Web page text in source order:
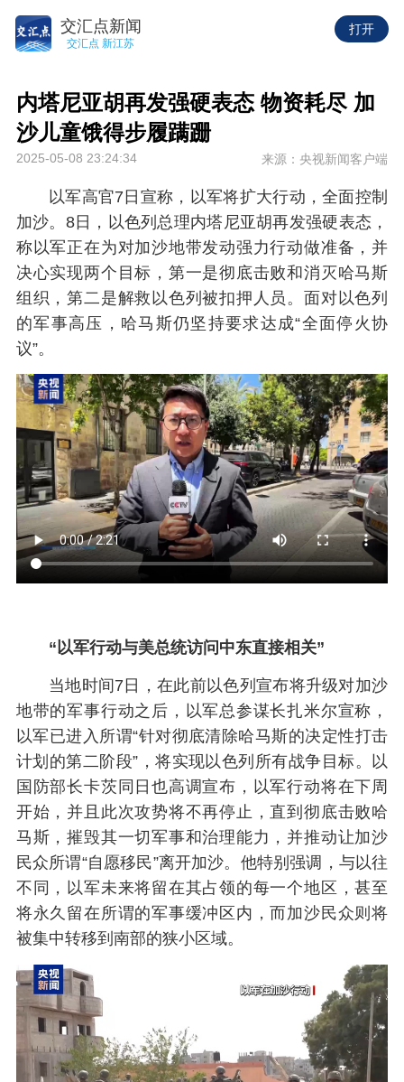
交汇点新闻
交汇点 新江苏
打开
内塔尼亚胡再发强硬表态 物资耗尽 加
沙儿童饿得步履蹒跚
2025-05-08 23:24:34 来源：央视新闻客户端
以军高官7日宣称，以军将扩大行动，全面控制
加沙。8日，以色列总理内塔尼亚胡再发强硬表态，
称以军正在为对加沙地带发动强力行动做准备，并
决心实现两个目标，第一是彻底击败和消灭哈马斯
组织，第二是解救以色列被扣押人员。面对以色列
的军事高压，哈马斯仍坚持要求达成“全面停火协
议”。
“以军行动与美总统访问中东直接相关”
当地时间7日，在此前以色列宣布将升级对加沙
地带的军事行动之后，以军总参谋长扎米尔宣称，
以军已进入所谓“针对彻底清除哈马斯的决定性打击
计划的第二阶段”，将实现以色列所有战争目标。以
国防部长卡茨同日也高调宣布，以军行动将在下周
开始，并且此次攻势将不再停止，直到彻底击败哈
马斯，摧毁其一切军事和治理能力，并推动让加沙
民众所谓“自愿移民”离开加沙。他特别强调，与以往
不同，以军未来将留在其占领的每一个地区，甚至
将永久留在所谓的军事缓冲区内，而加沙民众则将
被集中转移到南部的狭小区域。